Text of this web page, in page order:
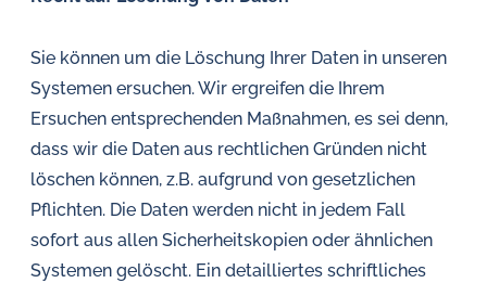
Sie können um die Löschung Ihrer Daten in unseren
Systemen ersuchen. Wir ergreifen die Ihrem
Ersuchen entsprechenden Maßnahmen, es sei denn,
dass wir die Daten aus rechtlichen Gründen nicht
löschen können, z.B. aufgrund von gesetzlichen
Pflichten. Die Daten werden nicht in jedem Fall
sofort aus allen Sicherheitskopien oder ähnlichen
Systemen gelöscht. Ein detailliertes schriftliches